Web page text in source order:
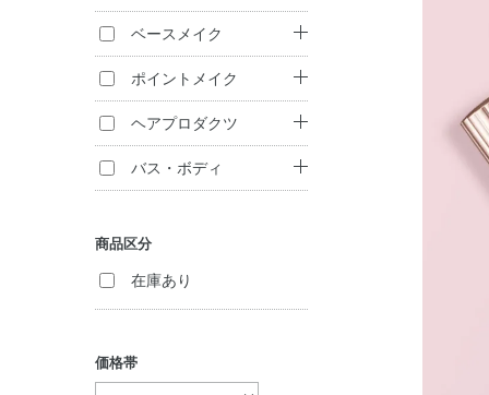
リップケア
ベースメイク
ファンデーション
化粧下地
フェイスパウダー
ポイントメイク
口紅・リキッドル
ージュ
ヘアプロダクツ
シャンプー
トリートメント
セット商品
バス・ボディ
商品区分
在庫あり
価格帯